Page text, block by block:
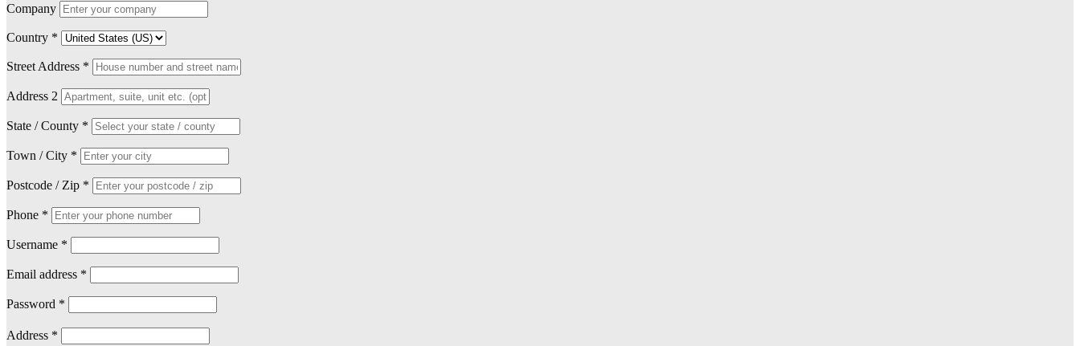
Company
Country *
Street Address *
Address 2
State / County *
Town / City *
Postcode / Zip *
Phone *
Username *
Email address *
Password *
Address *